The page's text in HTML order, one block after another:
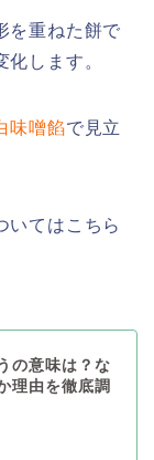
を重ねた餅で
化します。
味噌餡で見立
いてはこちら
の意味は？な
理由を徹底調